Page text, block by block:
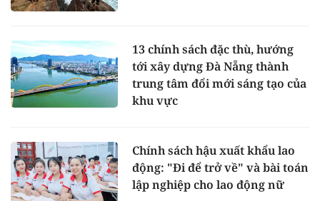
13 chính sách đặc thù, hướng
tới xây dựng Đà Nẵng thành
trung tâm đổi mới sáng tạo của
khu vực
Chính sách hậu xuất khẩu lao
động: "Đi để trở về" và bài toán
lập nghiệp cho lao động nữ